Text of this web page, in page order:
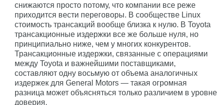
снижаются просто потому, что компании все реже
приходится вести переговоры. В сообществе Linux
стоимость трансакций вообще близка к нулю. В Toyota
трансакционные издержки все же больше нуля, но
принципиально ниже, чем у многих конкурентов.
Трансакционные издержки, связанные с операциями
между Toyota и важнейшими поставщиками,
составляют одну восьмую от объема аналогичных
издержек для General Motors — такая огромная
разница может объясняться только различием в уровне
доверия.